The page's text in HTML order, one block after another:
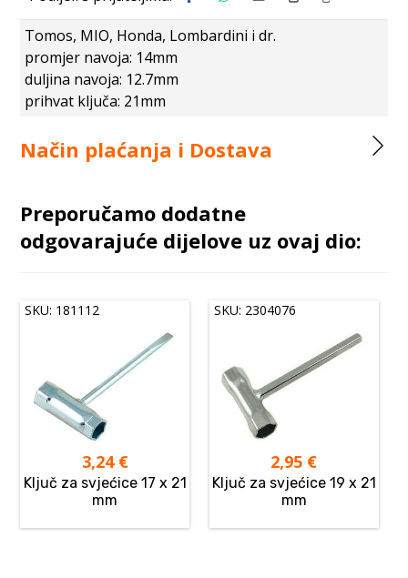
Tomos, MIO, Honda, Lombardini i dr.
promjer navoja: 14mm
duljina navoja: 12.7mm
prihvat ključa: 21mm
Način plaćanja i Dostava
Preporučamo dodatne
odgovarajuće dijelove uz ovaj dio:
SKU: 181112
3,24 €
Ključ za svjećice 17 x 21
mm
SKU: 2304076
2,95 €
Ključ za svjećice 19 x 21
mm